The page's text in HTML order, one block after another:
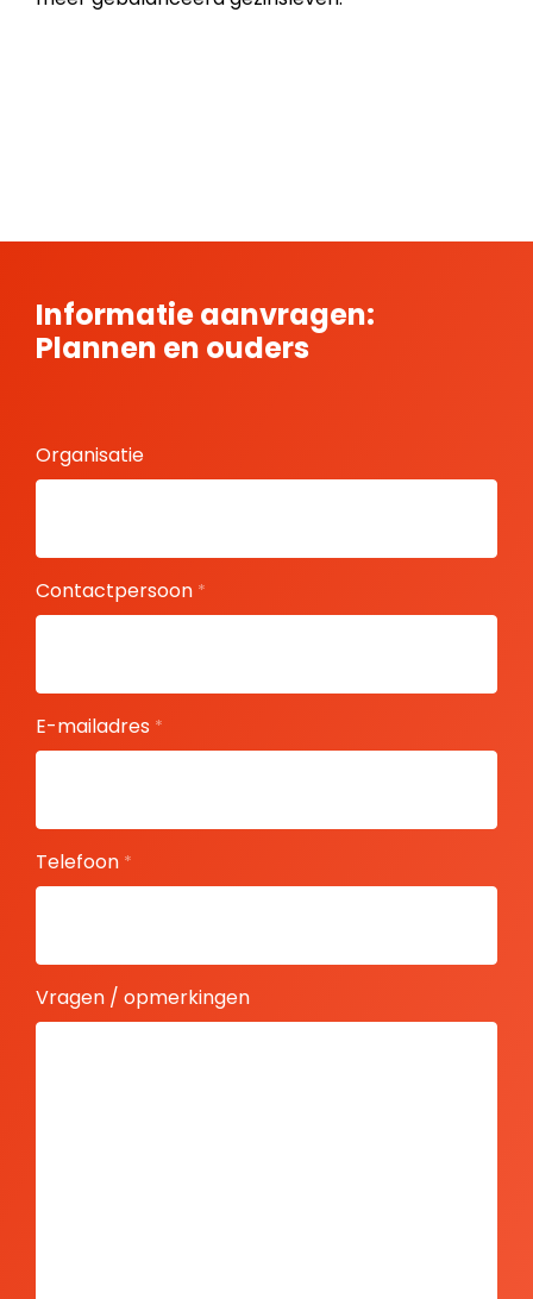
Informatie aanvragen:
Plannen en ouders
Organisatie
Contactpersoon *
E-mailadres *
Telefoon *
Vragen / opmerkingen